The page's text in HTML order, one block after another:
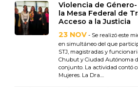
Violencia de
la Mesa Federal de
Acceso a la Justicia
23 NOV - Se realizó este
en simultáneo del que
STJ, magistradas y
Chubut y Ciudad Autónoma
conjunto. La actividad contó
Mujeres. La Dra....